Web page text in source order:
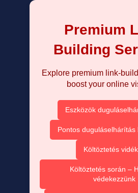
Premium
Building
Explore premium link-
boost your online
Eszközök
Pontos duguláselhárítás
Költöztetés
Költöztetés során –
védekezzünk